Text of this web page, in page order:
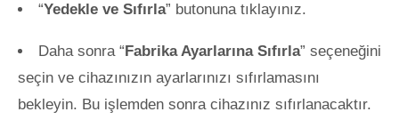
“Yedekle ve Sıfırla” butonuna tıklayınız.
Daha sonra “ Fabrika Ayarlarına Sıfırla” seçeneğini
seçin ve cihazınızın ayarlarınızı sıfırlamasını
bekleyin. Bu işlemden sonra cihazınız sıfırlanacaktır.